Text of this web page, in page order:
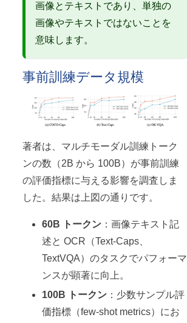
画像とテキストであり、単独の
画像やテキストではないことを
意味します。
事前訓練データ規模
著者は、マルチモーダル訓練トーク
ンの数（2B から 100B）が事前訓練
の評価指標に与える影響を調査しま
した。結果は上図の通りです。
60B トークン ：画像テキスト記
述と OCR（Text-Caps、
TextVQA）のタスクでパフォーマ
ンスが顕著に向上。
100B トークン ：少数サンプル評
価指標（few-shot metrics）にお